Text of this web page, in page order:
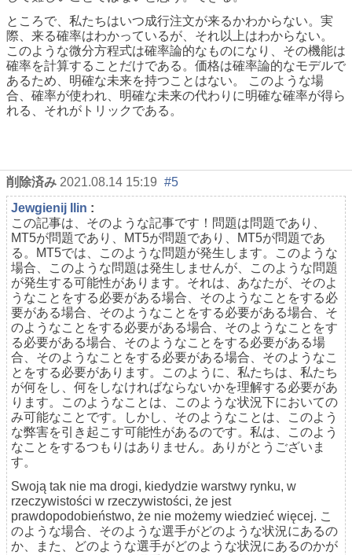
ところで、私たちはいつ成行注文が来るかわからない。実
際、来る確率はわかっているが、それ以上はわからない。
このような微分方程式は確率論的なものになり、その機能は
確率を計算することだけである。価格は確率論的なモデルで
あるため、明確な未来を持つことはない。
このような場
合、確率が使われ、明確な未来の代わりに明確な確率が得ら
れる、それがトリックである。
削除済み 2021.08.14 15:19 #5
Jewgienij Ilin :
この記事は、そのような記事です！問題は問題であり、
MT5が問題であり、MT5が問題であり、MT5が問題であ
る。MT5では、このような問題が発生します。このような
場合、このような問題は発生しませんが、このような問題
が発生する可能性があります。それは、あなたが、そのよ
うなことをする必要がある場合、そのようなことをする必
要がある場合、そのようなことをする必要がある場合、そ
のようなことをする必要がある場合、そのようなことをす
る必要がある場合、そのようなことをする必要がある場
合、そのようなことをする必要がある場合、そのようなこ
とをする必要があります。このように、私たちは、私たち
が何をし、何をしなければならないかを理解する必要があ
ります。このようなことは、このような状況下においての
み可能なことです。しかし、そのようなことは、このよう
な弊害を引き起こす可能性があるのです。私は、このよう
なことをするつもりはありません。ありがとうございま
す。
Swoją tak nie ma drogi, kiedydzie warstwy rynku, w
rzeczywistości w rzeczywistości, że jest
prawdopodobieństwo, że nie możemy wiedzieć więcej. こ
のような場合、そのような選手がどのような状況にあるの
か、また、どのような選手がどのような状況にあるのかが